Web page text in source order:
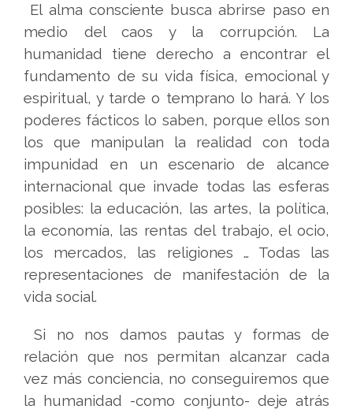
El alma consciente busca abrirse paso en
medio del caos y la corrupción. La
humanidad tiene derecho a encontrar el
fundamento de su vida física, emocional y
espiritual, y tarde o temprano lo hará. Y los
poderes fácticos lo saben, porque ellos son
los que manipulan la realidad con toda
impunidad en un escenario de alcance
internacional que invade todas las esferas
posibles: la educación, las artes, la política,
la economía, las rentas del trabajo, el ocio,
los mercados, las religiones … Todas las
representaciones de manifestación de la
vida social.
Si no nos damos pautas y formas de
relación que nos permitan alcanzar cada
vez más conciencia, no conseguiremos que
la humanidad -como conjunto- deje atrás